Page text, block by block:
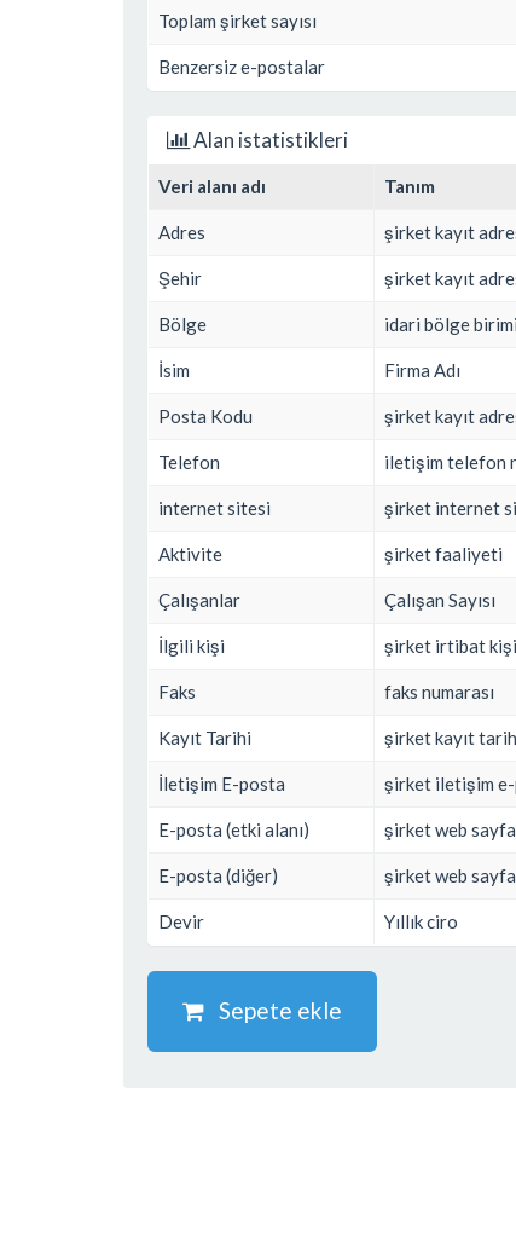
Toplam şirket sayısı
Benzersiz e-postalar
Alan istatistikleri
Veri alanı adı Tanım
Adres şirket kayıt
Şehir şirket kayıt
Bölge idari bölge
İsim Firma Adı
Posta Kodu şirket kayıt
Telefon iletişim telefon
internet sitesi şirket internet
Aktivite şirket faaliyeti
Çalışanlar Çalışan Sayısı
İlgili kişi şirket irtibat
Faks faks numarası
Kayıt Tarihi şirket kayıt
İletişim E-posta şirket iletişim e-
E-posta (etki alanı) şirket web
E-posta (diğer) şirket web
Devir Yıllık ciro
Sepete ekle